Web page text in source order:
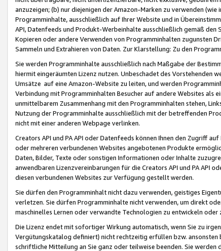
anzuzeigen; (b) nur diejenigen der Amazon-Marken zu verwenden
Programminhalte, ausschließlich auf Ihrer Website und in
API, Datenfeeds und Produkt-Werbeinhalte ausschließlich gemäß
Kopieren oder andere Verwenden von Programminhalten zugunsten
Sammeln und Extrahieren von Daten. Zur Klarstellung: Zu den
Sie werden Programminhalte ausschließlich nach Maßgabe der
hiermit eingeräumten Lizenz nutzen. Unbeschadet des Vorstehenden
Umsätze auf eine Amazon-Website zu leiten, und werden
Verbindung mit Programminhalten Besucher auf andere Websites als
unmittelbarem Zusammenhang mit den Programminhalten stehen,
Nutzung der Programminhalte ausschließlich mit der betreffenden
nicht mit einer anderen Webpage verlinken.
Creators API und PA API oder Datenfeeds können Ihnen den Zugriff
oder mehreren verbundenen Websites angebotenen Produkte
Daten, Bilder, Texte oder sonstigen Informationen oder Inhalte
anwendbaren Lizenzvereinbarungen für die Creators API und PA API
diesen verbundenen Websites zur Verfügung gestellt werden.
Sie dürfen den Programminhalt nicht dazu verwenden, geistiges
verletzen. Sie dürfen Programminhalte nicht verwenden, um direkt
maschinelles Lernen oder verwandte Technologien zu entwickeln
Die Lizenz endet mit sofortiger Wirkung automatisch, wenn Sie zu
Vergütungskatalog definiert) nicht rechtzeitig erfüllen bzw. ansonsten
schriftliche Mitteilung an Sie ganz oder teilweise beenden. Sie werden